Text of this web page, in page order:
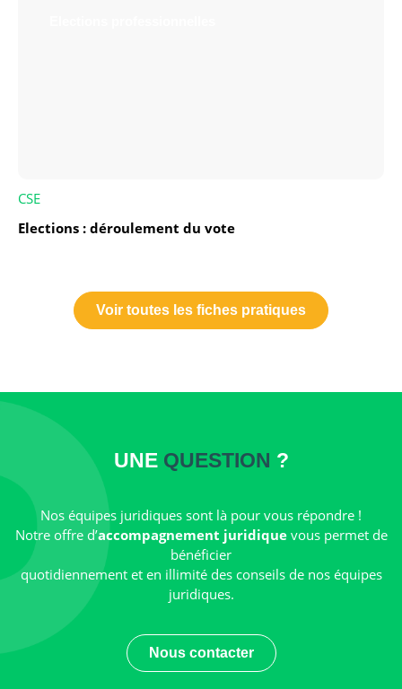
CSE
Elections : déroulement du vote
Voir toutes les fiches pratiques
UNE QUESTION ?
Nos équipes juridiques sont là pour vous répondre !
Notre offre d’accompagnement juridiquevous permet de
bénéficier
quotidiennement et en illimité des conseils de nos équipes
juridiques.
Nous contacter